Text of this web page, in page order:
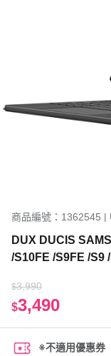
商品編號：1362545 |
DUX DUCIS
/S10FE /S9FE /S9
$3,990
$3,490
※不適用優惠券